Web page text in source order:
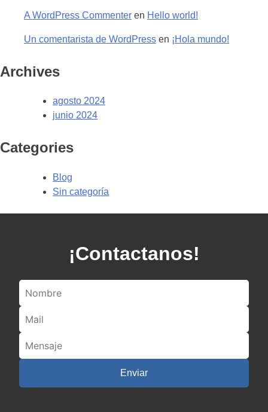
A WordPress Commenter en Hello world!
Un comentarista de WordPress en ¡Hola mundo!
Archives
agosto 2024
junio 2024
Categories
Blog
Sin categoría
¡Contactanos!
Enviar